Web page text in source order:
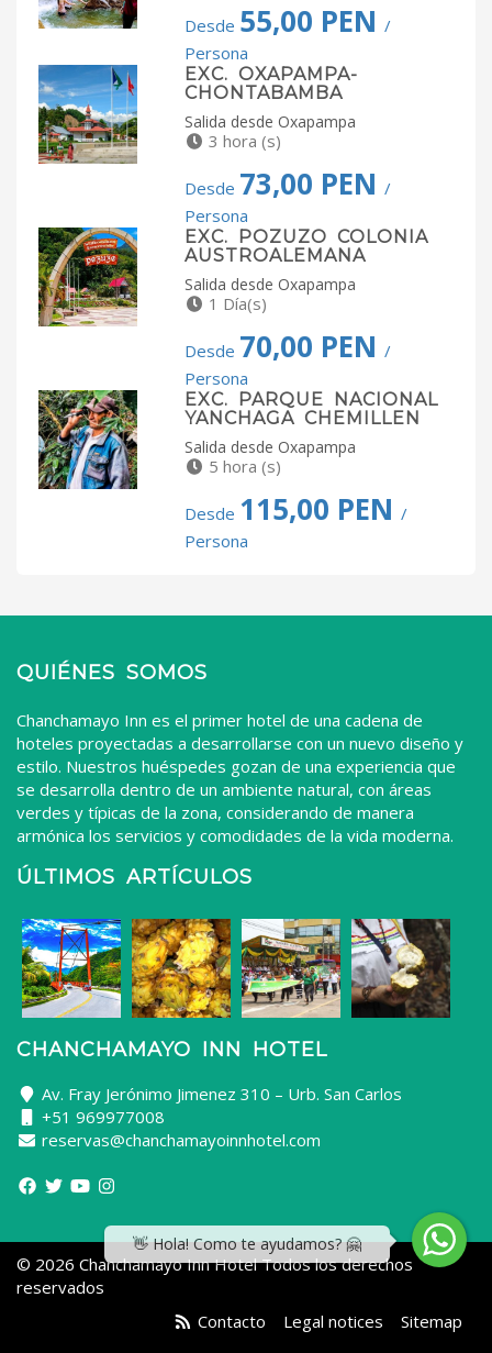
Desde 55,00 PEN /
Persona
EXC. OXAPAMPA-
CHONTABAMBA
Salida desde Oxapampa
3 hora (s)
Desde 73,00 PEN /
Persona
EXC. POZUZO COLONIA
AUSTROALEMANA
Salida desde Oxapampa
1 Día(s)
Desde 70,00 PEN /
Persona
EXC. PARQUE NACIONAL
YANCHAGA CHEMILLEN
Salida desde Oxapampa
5 hora (s)
Desde 115,00 PEN /
Persona
QUIÉNES SOMOS
Chanchamayo Inn es el primer hotel de una cadena de
hoteles proyectadas a desarrollarse con un nuevo diseño y
estilo. Nuestros huéspedes gozan de una experiencia que
se desarrolla dentro de un ambiente natural, con áreas
verdes y típicas de la zona, considerando de manera
armónica los servicios y comodidades de la vida moderna.
ÚLTIMOS ARTÍCULOS
CHANCHAMAYO INN HOTEL
Av. Fray Jerónimo Jimenez 310 – Urb. San Carlos
+51 969977008
reservas@chanchamayoinnhotel.com
© 2026 Chanchamayo Inn Hotel Todos los derechos
reservados
Contacto
Legal notices Sitemap
👋 Hola! Como te ayudamos? 🤗